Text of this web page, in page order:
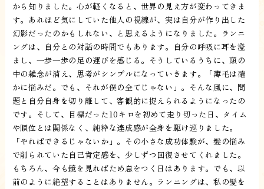
から知りました。心が軽くなると、世界の見え方が変わってきま
す。あれほど気にしていた他人の視線が、実は自分が作り出した
幻影だったのかもしれない、と思えるようになりました。ランニ
ングは、自分との対話の時間でもあります。自分の呼吸に耳を澄
まし、一歩一歩の足の運びを感じる。そうしているうちに、頭の
中の雑念が消え、思考がシンプルになっていきます。「薄毛は確
かに悩みだ。でも、それが僕の全てじゃない」。そんな風に、問
題と自分自身を切り離して、客観的に捉えられるようになったの
です。そして、目標だった10キロを初めて走り切った日、タイム
や順位とは関係なく、純粋な達成感が全身を駆け巡りました。
「やればできるじゃないか」。その小さな成功体験が、髪の悩み
で削られていた自己肯定感を、少しずつ回復させてくれました。
もちろん、今も鏡を見ればため息をつく日はあります。でも、以
前のように絶望することはありません。ランニングは、私の髪を